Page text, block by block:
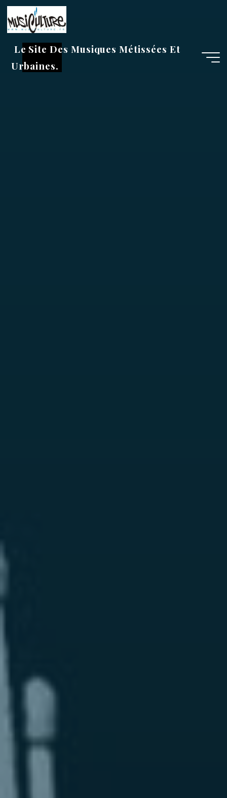
Aller
au
contenu
Le Site Des Musiques Métissées Et
Urbaines.